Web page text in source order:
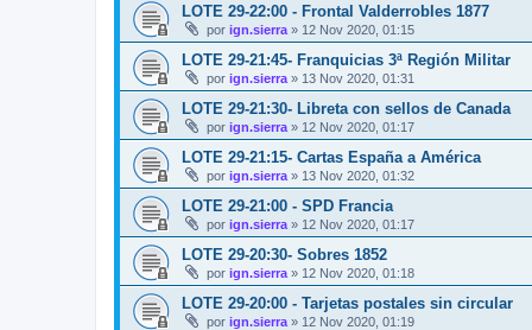
LOTE 29-22:00 - Frontal Valderrobles 1877
por ign.sierra » 12 Nov 2020, 01:15
LOTE 29-21:45- Franquicias 3ª Región Militar
por ign.sierra » 13 Nov 2020, 01:31
LOTE 29-21:30- Libreta con sellos de Canada
por ign.sierra » 12 Nov 2020, 01:17
LOTE 29-21:15- Cartas España a América
por ign.sierra » 13 Nov 2020, 01:32
LOTE 29-21:00 - SPD Francia
por ign.sierra » 12 Nov 2020, 01:17
LOTE 29-20:30- Sobres 1852
por ign.sierra » 12 Nov 2020, 01:18
LOTE 29-20:00 - Tarjetas postales sin circular
por ign.sierra » 12 Nov 2020, 01:19